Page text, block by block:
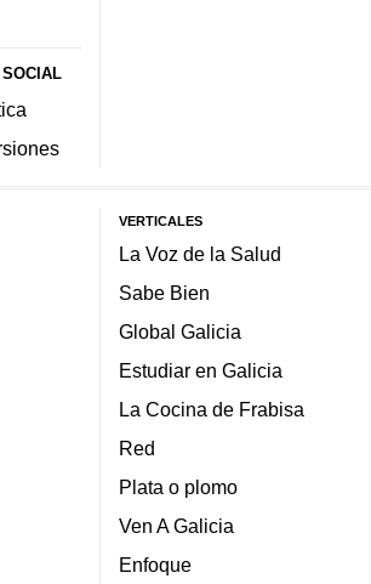
VERTICALES
La Voz de la Salud
Sabe Bien
Global Galicia
Estudiar en Galicia
La Cocina de Frabisa
Red
Plata o plomo
Ven A Galicia
Enfoque